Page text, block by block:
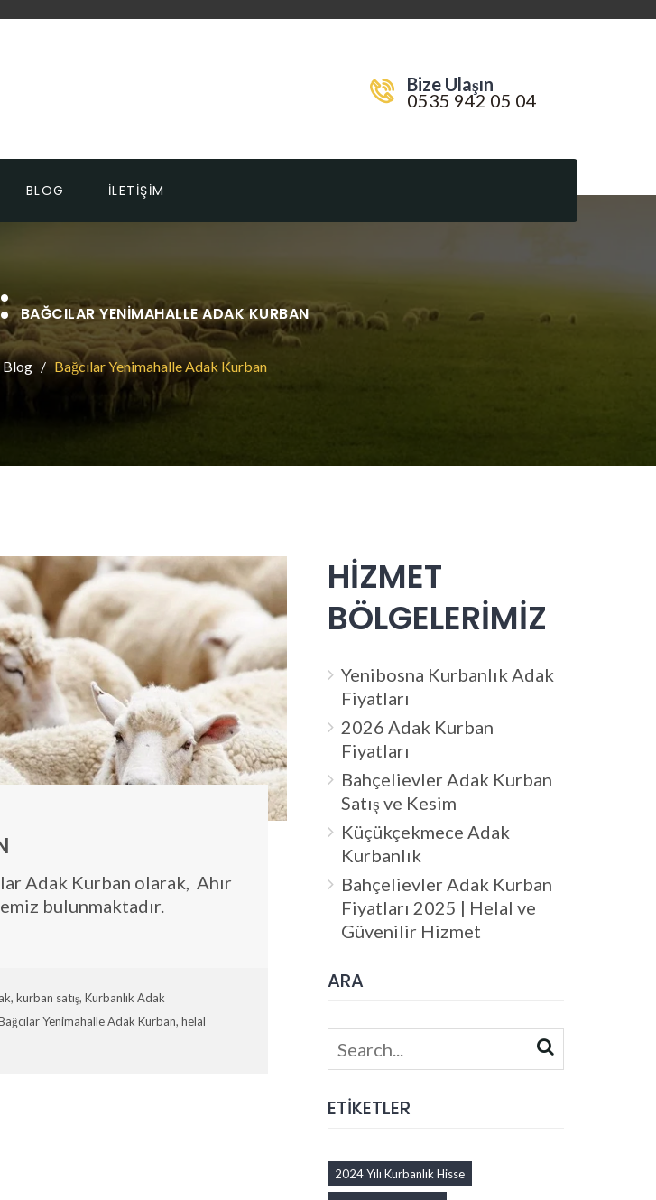
Bize Ulaşın
0535 942 05 04
BLOG İLETİŞİM
BAĞCILAR YENIMAHALLE ADAK KURBAN
Blog Bağcılar Yenimahalle Adak Kurban
Adak Kurban olarak, Ahır
bulunmaktadır.
,kurban satış,Kurbanlık Adak
Yenimahalle Adak Kurban,helal
HİZMET
BÖLGELERİMİZ
Yenibosna Kurbanlık Adak
Fiyatları
2026 Adak Kurban
Fiyatları
Bahçelievler Adak Kurban
Satış ve Kesim
Küçükçekmece Adak
Kurbanlık
Bahçelievler Adak Kurban
Fiyatları 2025 | Helal ve
Güvenilir Hizmet
ARA
Search
for:
ETİKETLER
2024 Yılı Kurbanlık Hisse